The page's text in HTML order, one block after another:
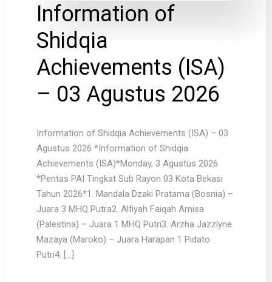
Information of
Shidqia
Achievements (ISA)
– 03 Agustus 2026
Information of Shidqia Achievements (ISA) – 03
Agustus 2026 *Information of Shidqia
Achievements (ISA)*Monday, 3 Agustus 2026
*Pentas PAI Tingkat Sub Rayon 03 Kota Bekasi
Tahun 2026*1. Mandala Dzaki Pratama (Bosnia) –
Juara 3 MHQ Putra2. Alfiyah Faiqah Arnisa
(Palestina) – Juara 1 MHQ Putri3. Arzha Jazzlyne
Mazaya (Maroko) – Juara Harapan 1 Pidato
Putri4. […]